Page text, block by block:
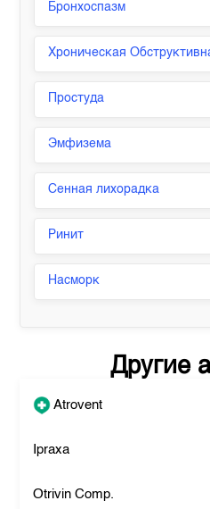
Бронхоспазм
Хроническая
Простуда
Эмфизема
Сенная лихорадка
Ринит
Насморк
Другие
Atrovent
Ipraxa
Otrivin Comp.